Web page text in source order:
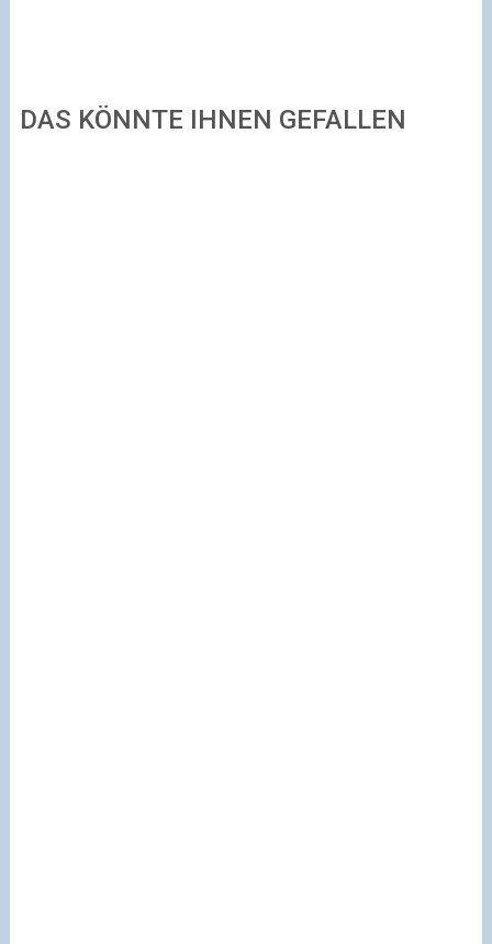
DAS KÖNNTE IHNEN GEFALLEN